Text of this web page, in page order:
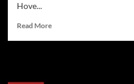
Hove...
Read MoreRead